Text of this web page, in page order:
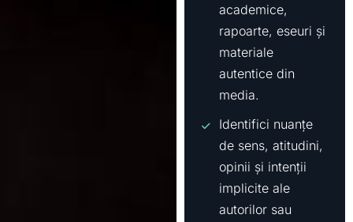
academice,
rapoarte, eseuri și
materiale
autentice din
media.
Identifici nuanțe
de sens, atitudini,
opinii și intenții
implicite ale
autorilor sau